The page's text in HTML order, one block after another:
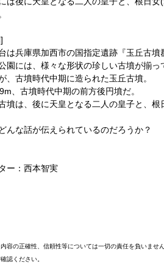
は兵庫県加西市の国指定遺跡『玉丘古墳
園には、様々な形状の珍しい古墳が揃っ
、古墳時代中期に造られた玉丘古墳。
、古墳時代中期の前方後円墳だ。
墳は、後に天皇となる二人の皇子と、
んな話が伝えられているのだろうか？
ー：西本智実
容の正確性、信頼性等については一切の責任を負いませ
認ください。